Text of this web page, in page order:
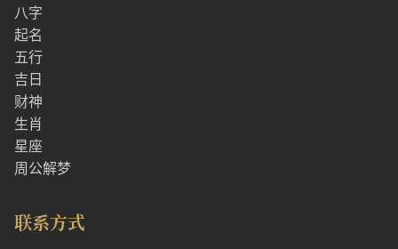
八字
起名
五行
吉日
财神
生肖
星座
周公解梦
联系方式